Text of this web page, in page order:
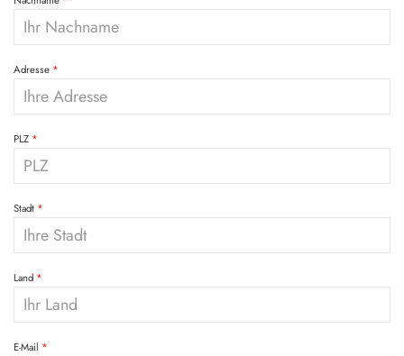
Adresse
PLZ
Stadt
Land
E-Mail